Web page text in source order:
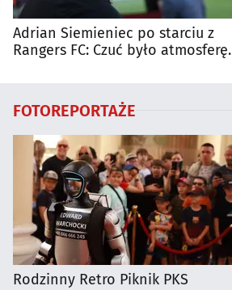
Adrian Siemieniec po starciu z
Rangers FC: Czuć było atmosferę
FOTOREPORTAŻE
Rodzinny Retro Piknik PKS